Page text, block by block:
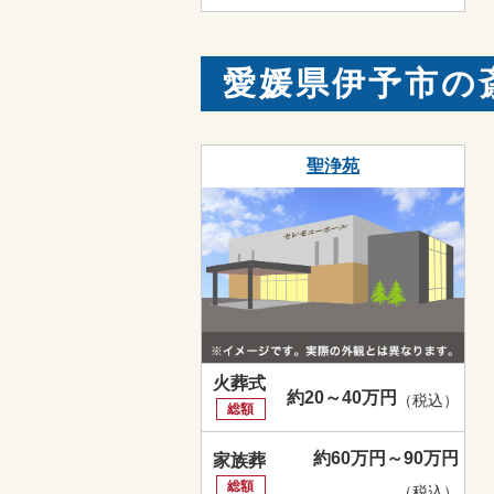
愛媛県伊予市の
聖浄苑
火葬式
総額
約20～40万円 （税込）
家族葬
総額
約60万円～90万円